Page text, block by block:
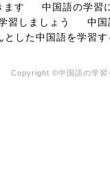
ます
中国語の学習
習しましょう
中国
とした中国語を学習
Copyright ©中国語の学